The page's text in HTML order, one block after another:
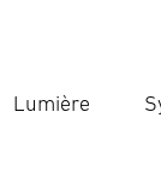
Lumière